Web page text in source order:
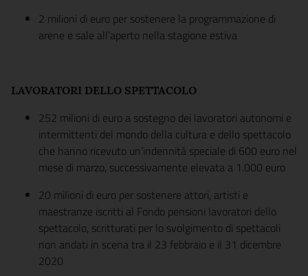
2 milioni di euro per sostenere la programmazione di
arene e sale all’aperto nella stagione estiva
LAVORATORI DELLO SPETTACOLO
252 milioni di euro a sostegno dei lavoratori autonomi e
intermittenti del mondo della cultura e dello spettacolo
che hanno ricevuto un’indennità speciale di 600 euro nel
mese di marzo, successivamente elevata a 1.000 euro
20 milioni di euro per sostenere attori, artisti e
maestranze iscritti al Fondo pensioni lavoratori dello
spettacolo, scritturati per lo svolgimento di spettacoli
non andati in scena tra il 23 febbraio e il 31 dicembre
2020